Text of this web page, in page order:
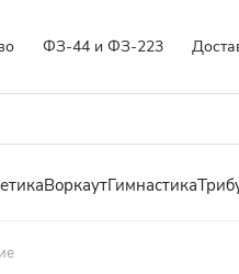
ФЗ-44 и ФЗ-223
ВоркаутГимнастика